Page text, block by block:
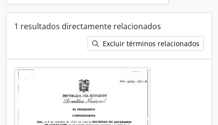
1 resultados directamente relacionados
Excluir términos relacionados